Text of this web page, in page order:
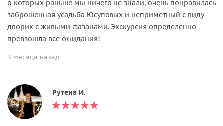
о которых раньше мы ничего не знали, очень понравилась
заброшенная усадьба Юсуповых и неприметный с виду
дворик с живыми фазанами. Экскурсия определенно
превзошла все ожидания!
3 месяца назад
Рутена И.